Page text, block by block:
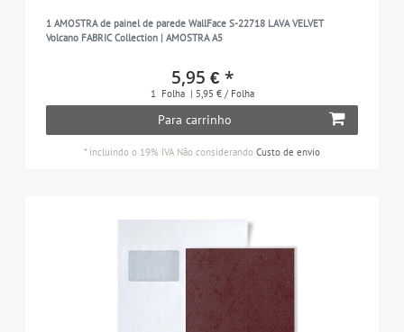
1 AMOSTRA de painel de parede WallFace S-22718 LAVA VELVET
Volcano FABRIC Collection | AMOSTRA A5
5,95 € *
1 Folha | 5,95 € / Folha
Para carrinho
* incluindo o 19% IVA Não considerando Custo de envio